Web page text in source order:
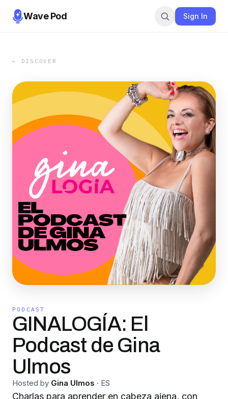
Wave Pod Sign In
← DISCOVER
PODCAST
GINALOGÍA: El
Podcast de Gina
Ulmos
Hosted by Gina Ulmos · ES
Charlas para aprender en cabeza ajena, con